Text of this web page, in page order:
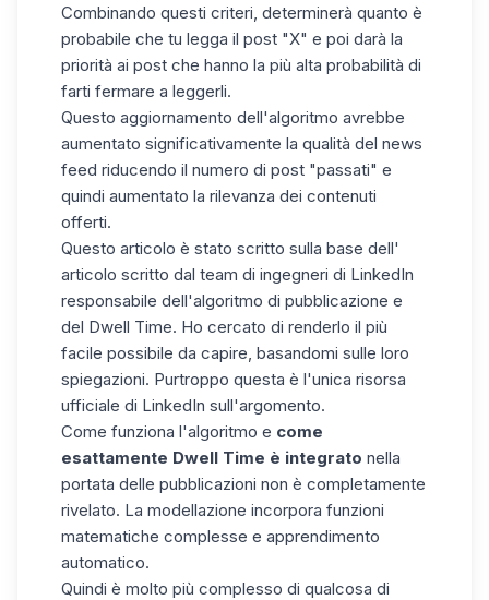
Combinando questi criteri, determinerà quanto è
probabile che tu legga il post "X" e poi darà la
priorità ai post che hanno la più alta probabilità di
farti fermare a leggerli.
Questo aggiornamento dell'algoritmo avrebbe
aumentato significativamente la qualità del news
feed riducendo il numero di post "passati" e
quindi aumentato la rilevanza dei contenuti
offerti.
Questo articolo è stato scritto sulla base dell'
articolo scritto dal team di ingegneri di LinkedIn
responsabile dell'algoritmo di pubblicazione e
del Dwell Time. Ho cercato di renderlo il più
facile possibile da capire, basandomi sulle loro
spiegazioni. Purtroppo questa è l'unica risorsa
ufficiale di LinkedIn sull'argomento.
Come funziona l'algoritmo e come
esattamente Dwell Time è integrato nella
portata delle pubblicazioni non è completamente
rivelato. La modellazione incorpora funzioni
matematiche complesse e apprendimento
automatico.
Quindi è molto più complesso di qualcosa di